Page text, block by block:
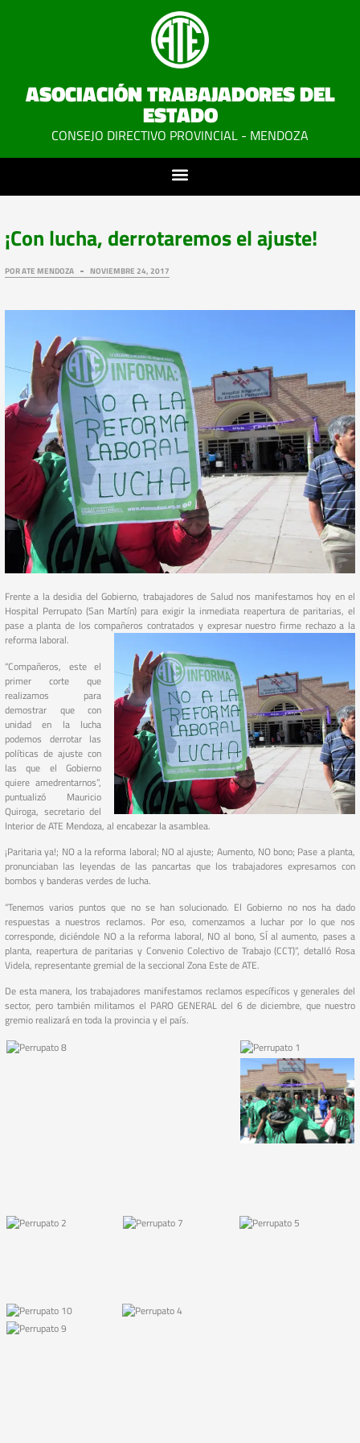
ASOCIACIÓN TRABAJADORES DEL
ESTADO
CONSEJO DIRECTIVO PROVINCIAL - MENDOZA
¡Con lucha, derrotaremos el ajuste!
PORATE MENDOZA NOVIEMBRE 24, 2017
Frente a la desidia del Gobierno, trabajadores de Salud nos manifestamos hoy en el
Hospital Perrupato (San Martín) para exigir la inmediata reapertura de paritarias, el
pase a planta de los compañeros contratados y expresar nuestro firme rechazo a la
reforma laboral.
“Compañeros, este el
primer corte que
realizamos para
demostrar que con
unidad en la lucha
podemos derrotar las
políticas de ajuste con
las que el Gobierno
quiere amedrentarnos”,
puntualizó Mauricio
Quiroga, secretario del
Interior de ATE Mendoza, al encabezar la asamblea.
¡Paritaria ya!; NO a la reforma laboral; NO al ajuste; Aumento, NO bono; Pase a planta,
pronunciaban las leyendas de las pancartas que los trabajadores expresamos con
bombos y banderas verdes de lucha.
“Tenemos varios puntos que no se han solucionado. El Gobierno no nos ha dado
respuestas a nuestros reclamos. Por eso, comenzamos a luchar por lo que nos
corresponde, diciéndole NO a la reforma laboral, NO al bono, SÍ al aumento, pases a
planta, reapertura de paritarias y Convenio Colectivo de Trabajo (CCT)”, detalló Rosa
Videla, representante gremial de la seccional Zona Este de ATE.
De esta manera, los trabajadores manifestamos reclamos específicos y generales del
sector, pero también militamos el PARO GENERAL del 6 de diciembre, que nuestro
gremio realizará en toda la provincia y el país.